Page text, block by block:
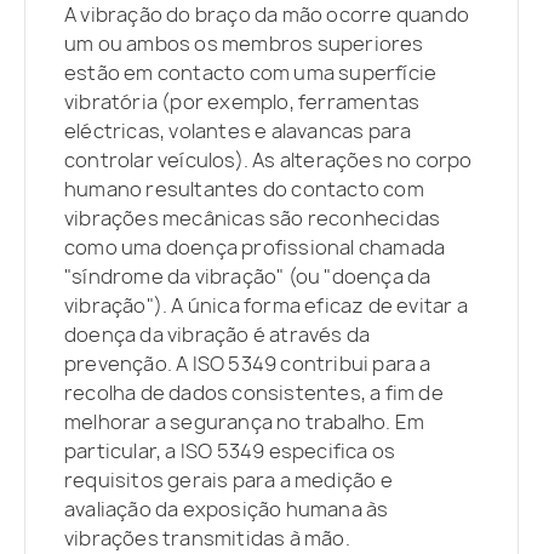
A vibração do braço da mão ocorre quando
um ou ambos os membros superiores
estão em contacto com uma superfície
vibratória (por exemplo, ferramentas
eléctricas, volantes e alavancas para
controlar veículos). As alterações no corpo
humano resultantes do contacto com
vibrações mecânicas são reconhecidas
como uma doença profissional chamada
"síndrome da vibração" (ou "doença da
vibração"). A única forma eficaz de evitar a
doença da vibração é através da
prevenção. A ISO 5349 contribui para a
recolha de dados consistentes, a fim de
melhorar a segurança no trabalho. Em
particular, a ISO 5349 especifica os
requisitos gerais para a medição e
avaliação da exposição humana às
vibrações transmitidas à mão.